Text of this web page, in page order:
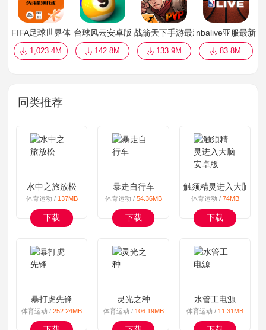
FIFA足球世界体验服最新版本
1,023.4M
台球风云安卓版
142.8M
战箭天下手游最新版
133.9M
nbalive亚服最新版
83.8M
同类推荐
水中之旅放松
体育运动 / 137MB
下载
暴走自行车
体育运动 / 54.36MB
下载
触须精灵进入大脑安
体育运动 / 74MB
下载
暴打虎先锋
体育运动 / 252.24MB
灵光之种
体育运动 / 106.19MB
水管工电源
体育运动 / 11.31MB